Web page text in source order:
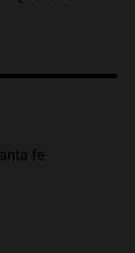
fe